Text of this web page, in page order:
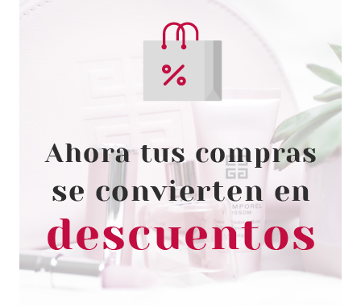
CLARINS
CLARINS EXTRA FIRMING
ENERGY JOUR CREMA DIA
TODO TIPO PIELES 50 ML
RECARGA
Pvr 80.50€
-38%
desde
50.30€